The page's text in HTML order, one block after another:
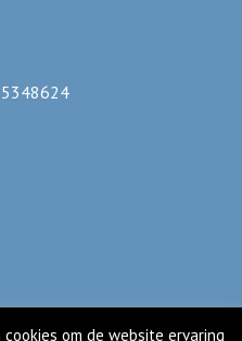
om de website ervaring